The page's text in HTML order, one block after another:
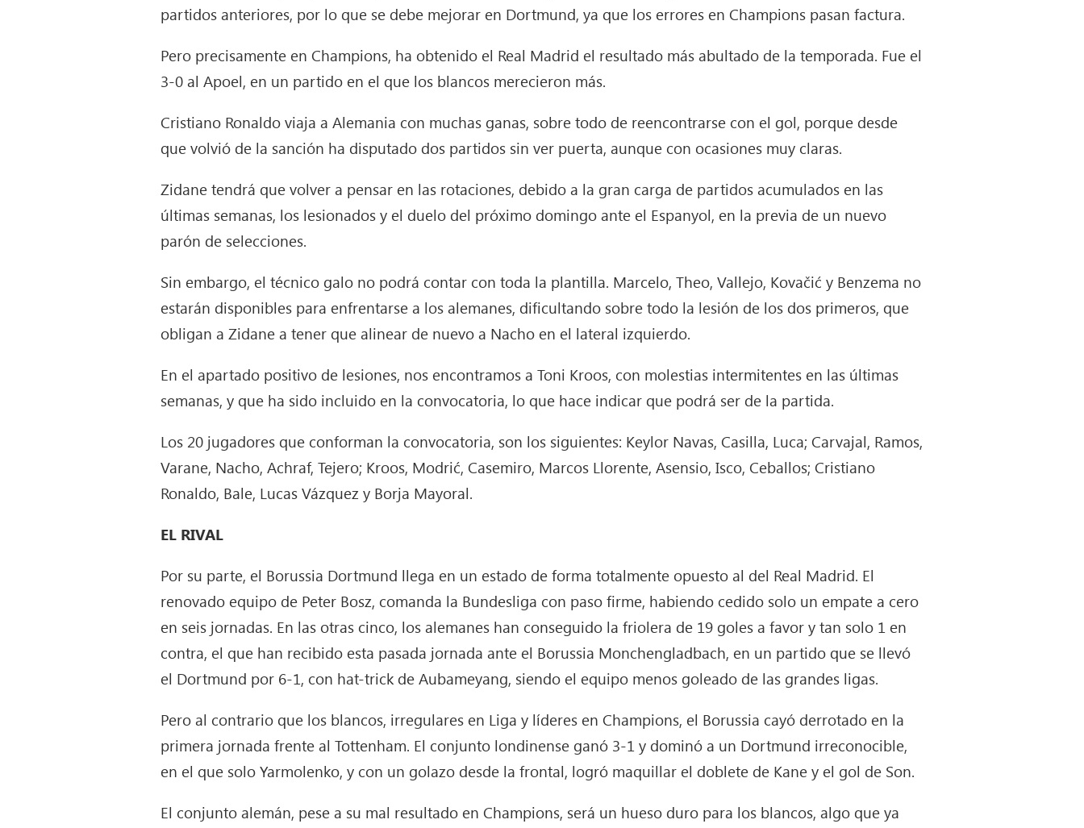
partidos anteriores, por lo que se debe mejorar en Dortmund, ya que los errores en Champions pasan factura.
Pero precisamente en Champions, ha obtenido el Real Madrid el resultado más abultado de la temporada. Fue el
3-0 al Apoel, en un partido en el que los blancos merecieron más.
Cristiano Ronaldo viaja a Alemania con muchas ganas, sobre todo de reencontrarse con el gol, porque desde
que volvió de la sanción ha disputado dos partidos sin ver puerta, aunque con ocasiones muy claras.
Zidane tendrá que volver a pensar en las rotaciones, debido a la gran carga de partidos acumulados en las
últimas semanas, los lesionados y el duelo del próximo domingo ante el Espanyol, en la previa de un nuevo
parón de selecciones.
Sin embargo, el técnico galo no podrá contar con toda la plantilla. Marcelo, Theo, Vallejo, Kovačić y Benzema no
estarán disponibles para enfrentarse a los alemanes, dificultando sobre todo la lesión de los dos primeros, que
obligan a Zidane a tener que alinear de nuevo a Nacho en el lateral izquierdo.
En el apartado positivo de lesiones, nos encontramos a Toni Kroos, con molestias intermitentes en las últimas
semanas, y que ha sido incluido en la convocatoria, lo que hace indicar que podrá ser de la partida.
Los 20 jugadores que conforman la convocatoria, son los siguientes: Keylor Navas, Casilla, Luca; Carvajal, Ramos,
Varane, Nacho, Achraf, Tejero; Kroos, Modrić, Casemiro, Marcos Llorente, Asensio, Isco, Ceballos; Cristiano
Ronaldo, Bale, Lucas Vázquez y Borja Mayoral.
EL RIVAL
Por su parte, el Borussia Dortmund llega en un estado de forma totalmente opuesto al del Real Madrid. El
renovado equipo de Peter Bosz, comanda la Bundesliga con paso firme, habiendo cedido solo un empate a cero
en seis jornadas. En las otras cinco, los alemanes han conseguido la friolera de 19 goles a favor y tan solo 1 en
contra, el que han recibido esta pasada jornada ante el Borussia Monchengladbach, en un partido que se llevó
el Dortmund por 6-1, con hat-trick de Aubameyang, siendo el equipo menos goleado de las grandes ligas.
Pero al contrario que los blancos, irregulares en Liga y líderes en Champions, el Borussia cayó derrotado en la
primera jornada frente al Tottenham. El conjunto londinense ganó 3-1 y dominó a un Dortmund irreconocible,
en el que solo Yarmolenko, y con un golazo desde la frontal, logró maquillar el doblete de Kane y el gol de Son.
El conjunto alemán, pese a su mal resultado en Champions, será un hueso duro para los blancos, algo que ya